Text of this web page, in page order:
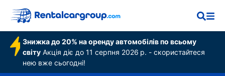
Знижка до 20% на оренду автомобілів по всьому
світу Акція діє до 11 серпня 2026 р. - скористайтеся
нею вже сьогодні!